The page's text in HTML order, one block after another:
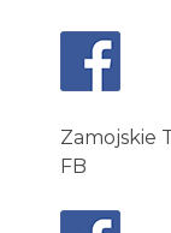
Zamojskie
FB